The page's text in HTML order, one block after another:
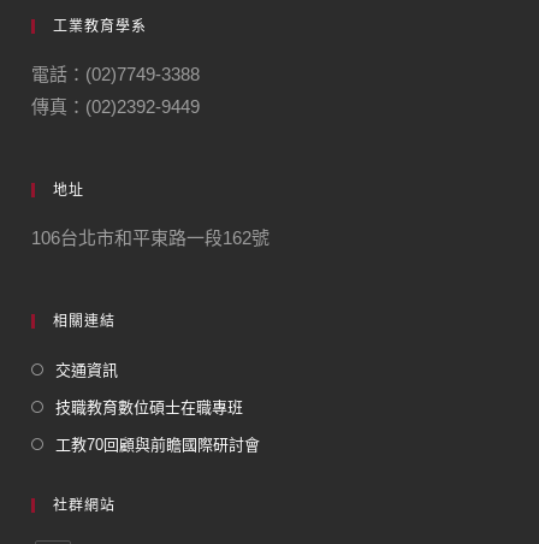
工業教育學系
電話：(02)7749-3388
傳真：(02)2392-9449
地址
106台北市和平東路一段162號
相關連結
交通資訊
技職教育數位碩士在職專班
工教70回顧與前瞻國際研討會
社群網站